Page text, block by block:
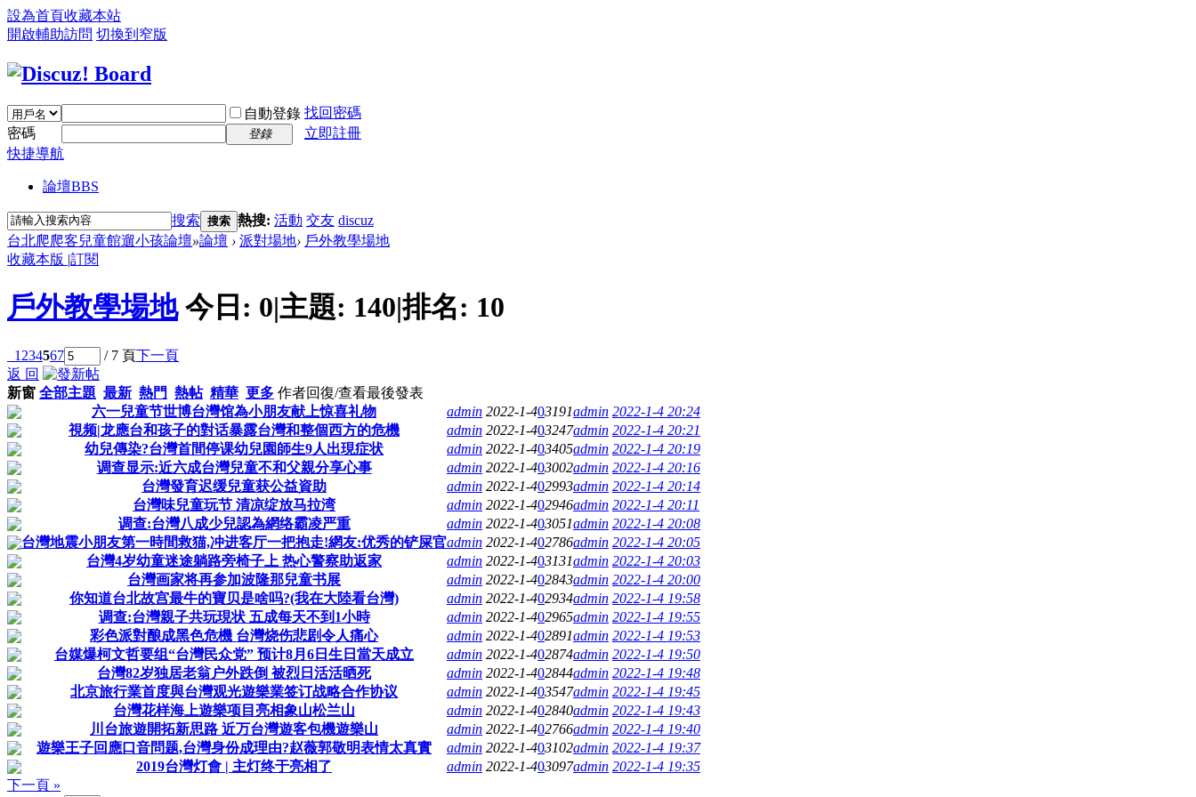
設為首頁收藏本站
開啟輔助訪問 切換到窄版
自動登錄 找回密碼
密碼
登錄
立即註冊
快捷導航
論壇BBS
搜索 搜索 熱搜: 活動 交友 discuz
台北爬爬客兒童館遛小孩論壇»論壇 › 派對場地› 戶外教學場地
收藏本版 |訂閱
戶外教學場地 今日: 0|主題: 140|排名: 10
1 234567 / 7 頁下一頁
返 回
新窗 全部主題 最新 熱門 熱帖 精華 更多 作者回復/查看最後發表
六一兒童节世博台灣馆為小朋友献上惊喜礼物
admin 2022-1-403191admin 2022-1-4 20:24
視频|龙應台和孩子的對话暴露台灣和整個西方的危機
admin 2022-1-403247admin 2022-1-4 20:21
幼兒傳染?台灣首間停课幼兒園師生9人出現症状
admin 2022-1-403405admin 2022-1-4 20:19
调查显示:近六成台灣兒童不和父親分享心事
admin 2022-1-403002admin 2022-1-4 20:16
台灣發育迟缓兒童获公益資助
admin 2022-1-402993admin 2022-1-4 20:14
台灣味兒童玩节 清凉绽放马拉湾
admin 2022-1-402946admin 2022-1-4 20:11
调查:台灣八成少兒認為網络霸凌严重
admin 2022-1-403051admin 2022-1-4 20:08
台灣地震小朋友第一時間救猫,冲进客厅一把抱走!網友:优秀的铲屎官admin 2022-1-402786admin 2022-1-4 20:05
台灣4岁幼童迷途躺路旁椅子上 热心警察助返家
admin 2022-1-403131admin 2022-1-4 20:03
台灣画家将再参加波隆那兒童书展
admin 2022-1-402843admin 2022-1-4 20:00
你知道台北故宫最牛的寶贝是啥吗?(我在大陸看台灣)
admin 2022-1-402934admin 2022-1-4 19:58
调查:台灣親子共玩現状 五成每天不到1小時
admin 2022-1-402965admin 2022-1-4 19:55
彩色派對酿成黑色危機 台灣烧伤悲剧令人痛心
admin 2022-1-402891admin 2022-1-4 19:53
台媒爆柯文哲要组“台灣民众党” 预计8月6日生日當天成立
admin 2022-1-402874admin 2022-1-4 19:50
台灣82岁独居老翁户外跌倒 被烈日活活晒死
admin 2022-1-402844admin 2022-1-4 19:48
北京旅行業首度與台灣观光遊樂業签订战略合作协议
admin 2022-1-403547admin 2022-1-4 19:45
台灣花样海上遊樂项目亮相象山松兰山
admin 2022-1-402840admin 2022-1-4 19:43
川台旅遊開拓新思路 近万台灣遊客包機遊樂山
admin 2022-1-402766admin 2022-1-4 19:40
遊樂王子回應口音問题,台灣身份成理由?赵薇郭敬明表情太真實
admin 2022-1-403102admin 2022-1-4 19:37
2019台灣灯會 | 主灯终于亮相了
admin 2022-1-403097admin 2022-1-4 19:35
下一頁 »